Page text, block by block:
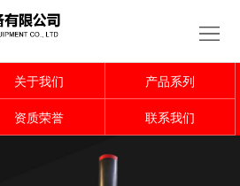
关于我们 产品系列
资质荣誉 联系我们